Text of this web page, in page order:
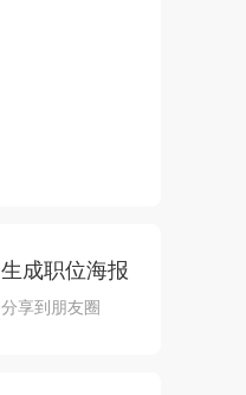
生成职位海报
分享到朋友圈